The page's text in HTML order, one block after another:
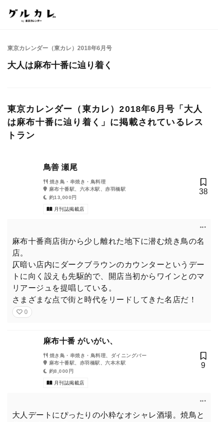
東京カレンダー（東カレ）2018年6月号
大人は麻布十番に辿り着く
東京カレンダー（東カレ）2018年6月号「大人
は麻布十番に辿り着く」に掲載されているレス
トラン
鳥善 瀬尾
焼き鳥・串焼き・鳥料理
麻布十番駅、六本木駅、赤羽橋駅
約13,000円
月刊誌掲載店
38
麻布十番商店街から少し離れた地下に潜む焼き鳥の名
店。
仄暗い店内にダークブラウンのカウンターというデー
トに向く設えも先駆的で、開店当初からワインとのマ
リアージュを提唱している。
さまざまな点で街と時代をリードしてきた名店だ！
0
麻布十番 がいがい、
焼き鳥・串焼き・鳥料理、ダイニングバー
麻布十番駅、赤羽橋駅、六本木駅
約8,000円
月刊誌掲載店
9
大人デートにぴったりの小粋なオシャレ酒場。焼鳥と